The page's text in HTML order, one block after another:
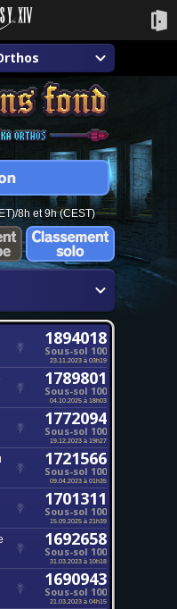
8h et 9h (CEST)
1894018
Sous-sol 100
23.11.2023 à 03h19
1789801
Sous-sol 100
04.10.2025 à 18h03
1772094
Sous-sol 100
19.12.2023 à 19h27
1721566
Sous-sol 100
09.04.2023 à 01h35
1701311
Sous-sol 100
15.09.2025 à 21h39
1692658
Sous-sol 100
31.03.2023 à 10h18
1690943
Sous-sol 100
21.03.2023 à 04h15